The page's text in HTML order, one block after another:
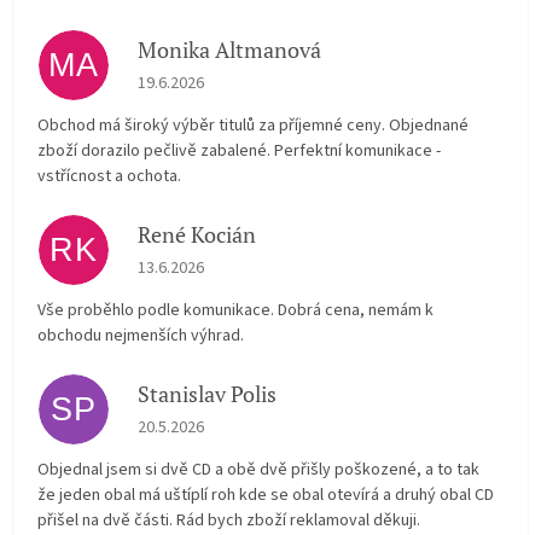
MA Monika Altmanová
Hodnocení obchodu je 5 z 5 hvězdiček.
19.6.2026
Obchod má široký výběr titulů za příjemné ceny. Objednané
zboží dorazilo pečlivě zabalené. Perfektní komunikace -
vstřícnost a ochota.
RK René Kocián
Hodnocení obchodu je 5 z 5 hvězdiček.
13.6.2026
Vše proběhlo podle komunikace. Dobrá cena, nemám k
obchodu nejmenších výhrad.
SP Stanislav Polis
Hodnocení obchodu je 2 z 5 hvězdiček.
20.5.2026
Objednal jsem si dvě CD a obě dvě přišly poškozené, a to tak
že jeden obal má uštíplí roh kde se obal otevírá a druhý obal CD
přišel na dvě části. Rád bych zboží reklamoval děkuji.